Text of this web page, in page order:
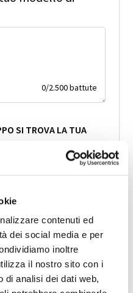
contenuti ed
dei social media e per
inoltre
il nostro sito con i
di analisi dei dati web,
0/2.500battute
SI TROVA LA TUA
0/2.500battute
(USP)